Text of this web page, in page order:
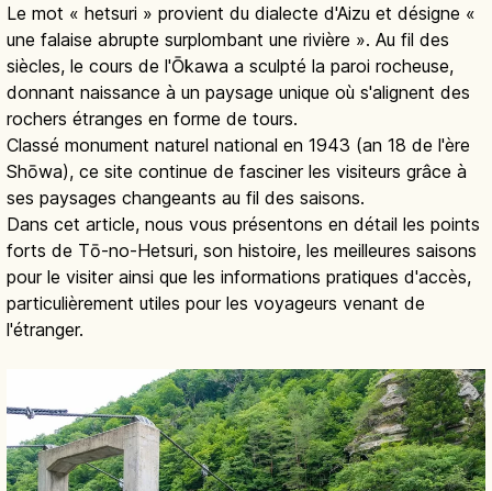
Le mot « hetsuri » provient du dialecte d'Aizu et désigne «
une falaise abrupte surplombant une rivière ». Au fil des
siècles, le cours de l'Ōkawa a sculpté la paroi rocheuse,
donnant naissance à un paysage unique où s'alignent des
rochers étranges en forme de tours.
Classé monument naturel national en 1943 (an 18 de l'ère
Shōwa), ce site continue de fasciner les visiteurs grâce à
ses paysages changeants au fil des saisons.
Dans cet article, nous vous présentons en détail les points
forts de Tō-no-Hetsuri, son histoire, les meilleures saisons
pour le visiter ainsi que les informations pratiques d'accès,
particulièrement utiles pour les voyageurs venant de
l'étranger.